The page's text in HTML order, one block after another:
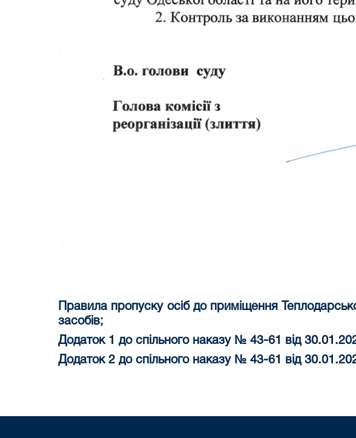
Правила пропуску осіб до приміщення
засобів;
Додаток 1 до спільного наказу № 43-61 від
Додаток 2 до спільного наказу № 43-61 від